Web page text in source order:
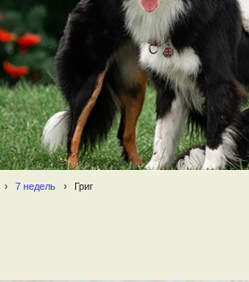
› 7 недель › Григ